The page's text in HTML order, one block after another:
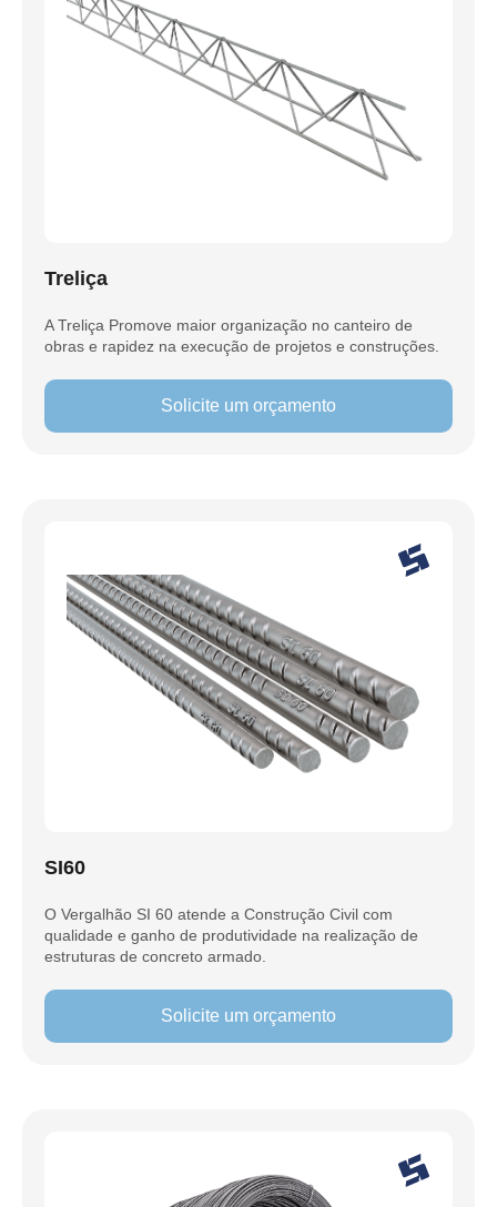
Treliça
A Treliça Promove maior organização no canteiro de
obras e rapidez na execução de projetos e construções.
Solicite um orçamento
SI60
O Vergalhão SI 60 atende a Construção Civil com
qualidade e ganho de produtividade na realização de
estruturas de concreto armado.
Solicite um orçamento